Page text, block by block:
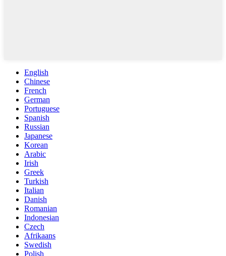
English
Chinese
French
German
Portuguese
Spanish
Russian
Japanese
Korean
Arabic
Irish
Greek
Turkish
Italian
Danish
Romanian
Indonesian
Czech
Afrikaans
Swedish
Polish